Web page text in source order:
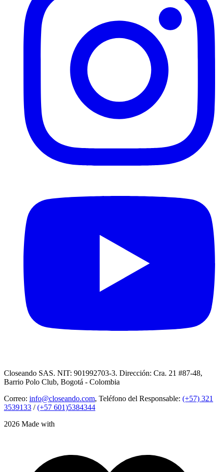
Closeando SAS. NIT: 901992703-3. Dirección: Cra. 21 #87-48,
Barrio Polo Club, Bogotá - Colombia
Correo: info@closeando.com, Teléfono del Responsable: (+57) 321
3539133 /(+57 601)5384344
2026 Made with